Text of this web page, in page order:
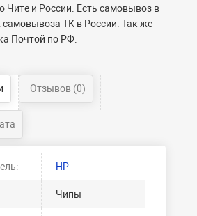
Чите и России. Есть самовывоз в
самовывоза ТК в России. Так же
Почтой по РФ.
Отзывов (0)
HP
Чипы